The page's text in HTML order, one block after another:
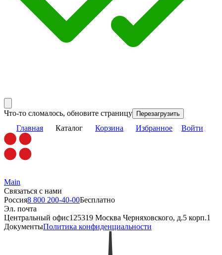
Что-то сломалось, обновите страницу Перезагрузить
Главная Каталог Корзина Избранное Войти
Main
Связаться с нами
Россия8 800 200-40-00Бесплатно
Эл. почта
Центральный офис125319 Москва Черняховского, д.5 корп.1
ДокументыПолитика конфиденциальности